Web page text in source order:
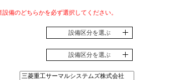
備のどちらかを必ず選択してください。
設備区分を選ぶ
設備区分を選ぶ